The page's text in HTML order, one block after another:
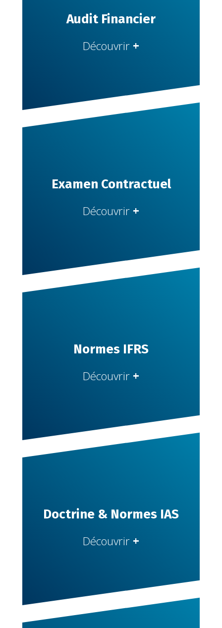
Audit Financier
Découvrir +
Examen Contractuel
Découvrir +
Normes IFRS
Découvrir +
Doctrine & Normes IAS
Découvrir +